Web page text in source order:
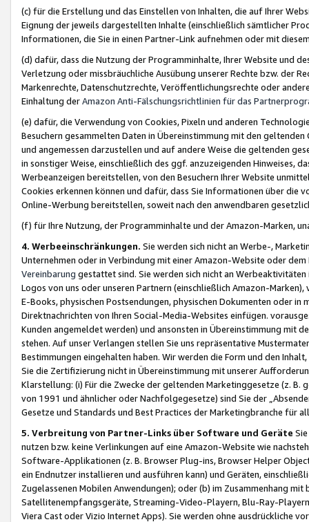
(c) für die Erstellung und das Einstellen von Inhalten, die auf Ihrer
Eignung der jeweils dargestellten Inhalte (einschließlich sämtlicher
Informationen, die Sie in einen Partner-Link aufnehmen oder mit
(d) dafür, dass die Nutzung der Programminhalte, Ihrer Website und
Verletzung oder missbräuchliche Ausübung unserer Rechte bzw. der
Markenrechte, Datenschutzrechte, Veröffentlichungsrechte oder
Einhaltung derAmazon Anti-Fälschungsrichtlinien für das
(e) dafür, die Verwendung von Cookies, Pixeln und anderen
Besuchern gesammelten Daten in Übereinstimmung mit den
und angemessen darzustellen und auf andere Weise die geltenden
in sonstiger Weise, einschließlich des ggf. anzuzeigenden Hinweises,
Werbeanzeigen bereitstellen, von den Besuchern Ihrer Website
Cookies erkennen können und dafür, dass Sie Informationen über die
Online-Werbung bereitstellen, soweit nach den anwendbaren
(f) für Ihre Nutzung, der Programminhalte und der Amazon-Marken,
4. Werbeeinschränkungen. Sie werden sich nicht an Werbe-,
Unternehmen oder in Verbindung mit einer Amazon-Website oder
Vereinbarung gestattet sind. Sie werden sich nicht an
Logos von uns oder unseren Partnern (einschließlich Amazon-
E-Books, physischen Postsendungen, physischen Dokumenten oder in
Direktnachrichten von Ihren Social-Media-Websites einfügen.
Kunden angemeldet werden) und ansonsten in Übereinstimmung mit
stehen. Auf unser Verlangen stellen Sie uns repräsentative
Bestimmungen eingehalten haben. Wir werden die Form und den
Sie die Zertifizierung nicht in Übereinstimmung mit unserer
Klarstellung: (i) Für die Zwecke der geltenden Marketinggesetze (z. B.
von 1991 und ähnlicher oder Nachfolgegesetze) sind Sie der
Gesetze und Standards und Best Practices der Marketingbranche für
5. Verbreitung von Partner-Links über Software und Geräte
nutzen bzw. keine Verlinkungen auf eine Amazon-Website wie
Software-Applikationen (z. B. Browser Plug-ins, Browser Helper
ein Endnutzer installieren und ausführen kann) und Geräten,
Zugelassenen Mobilen Anwendungen); oder (b) im Zusammenhang
Satellitenempfangsgeräte, Streaming-Video-Playern, Blu-Ray-
Viera Cast oder Vizio Internet Apps). Sie werden ohne ausdrückliche